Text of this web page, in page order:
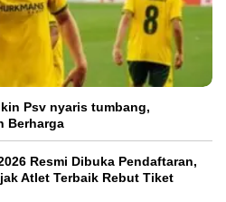
Psv nyaris tumbang,
Berharga
Resmi Dibuka Pendaftaran,
Atlet Terbaik Rebut Tiket